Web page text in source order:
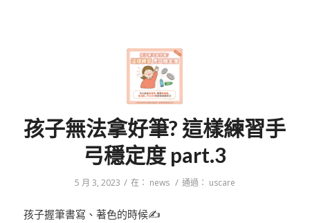
孩子無法拿好筆? 這樣練習手
弓穩定度 part.3
5 月 3, 2023 / 在： news / 通過： uscare
孩子握筆書寫、著色的時候✍️